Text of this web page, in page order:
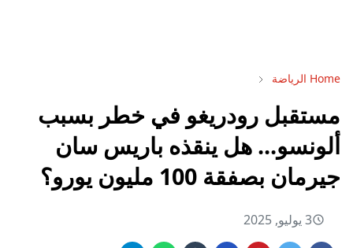
Home الرياضة
مستقبل رودريغو في خطر بسبب
ألونسو... هل ينقذه باريس سان
جيرمان بصفقة 100 مليون يورو؟
3 يوليو, 2025